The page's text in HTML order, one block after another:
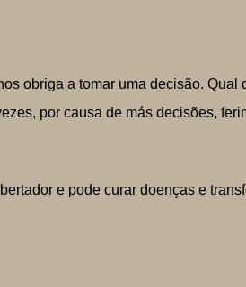
obriga a tomar uma decisão. Qual
por causa de más decisões,
e pode curar doenças e